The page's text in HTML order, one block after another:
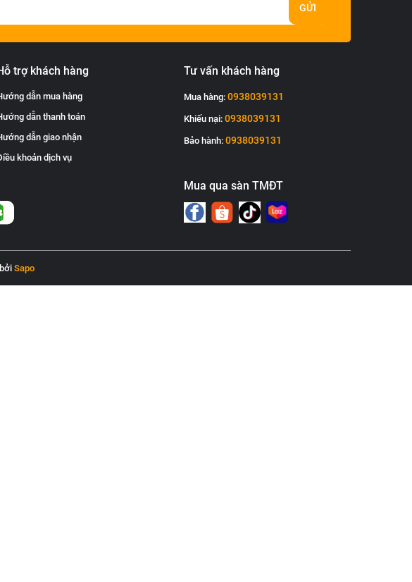
GỬI
trợ khách hàng
dẫn mua hàng
dẫn thanh toán
dẫn giao nhận
khoản dịch vụ
Tư vấn khách hàng
Mua hàng:0938039131
Khiếu nại:0938039131
Bảo hành:0938039131
Mua qua sàn TMĐT
Sapo